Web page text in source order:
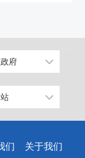
府
厅
们 关于我们